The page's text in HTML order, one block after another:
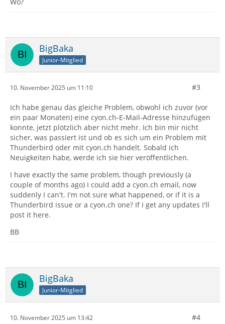
Wo?
BigBaka
Junior-Mitglied
10. November 2025 um 11:10 #3
Ich habe genau das gleiche Problem, obwohl ich zuvor (vor
ein paar Monaten) eine cyon.ch-E-Mail-Adresse hinzufügen
konnte, jetzt plötzlich aber nicht mehr. Ich bin mir nicht
sicher, was passiert ist und ob es sich um ein Problem mit
Thunderbird oder mit cyon.ch handelt. Sobald ich
Neuigkeiten habe, werde ich sie hier veröffentlichen.
I have exactly the same problem, though previously (a
couple of months ago) I could add a cyon.ch email, now
suddenly I can't. I'm not sure what happened, or if it is a
Thunderbird issue or a cyon.ch one? If I get any updates I'll
post it here.
BB
BigBaka
Junior-Mitglied
10. November 2025 um 13:42 #4